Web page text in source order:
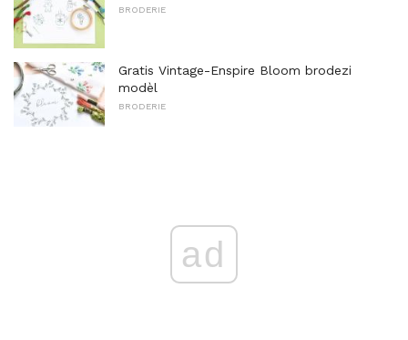
BRODERIE
Gratis Vintage-Enspire Bloom brodezi
modèl
BRODERIE
ad